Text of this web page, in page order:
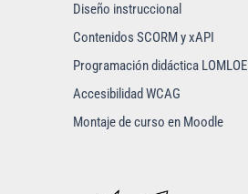
Diseño instruccional
Contenidos SCORM y xAPI
Programación didáctica LOMLOE
Accesibilidad WCAG
Montaje de curso en Moodle